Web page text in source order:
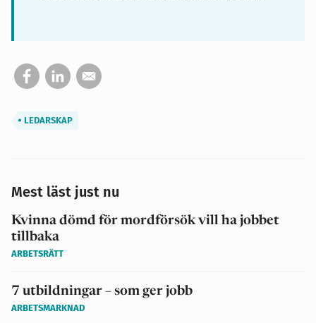
LEDARSKAP
Mest läst just nu
Kvinna dömd för mordförsök vill ha jobbet
tillbaka
ARBETSRÄTT
7 utbildningar – som ger jobb
ARBETSMARKNAD